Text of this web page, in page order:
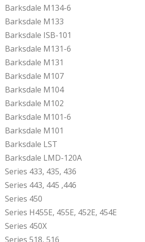
Barksdale M134-6
Barksdale M133
Barksdale ISB-101
Barksdale M131-6
Barksdale M131
Barksdale M107
Barksdale M104
Barksdale M102
Barksdale M101-6
Barksdale M101
Barksdale LST
Barksdale LMD-120A
Series 433, 435, 436
Series 443, 445 ,446
Series 450
Series H455E, 455E, 452E, 454E
Series 450X
Series 518, 516